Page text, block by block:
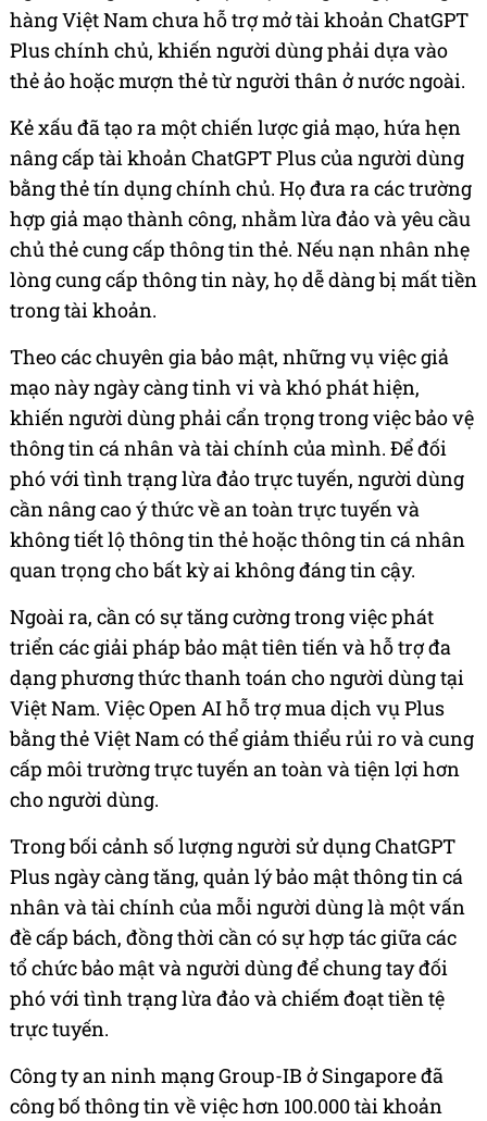
hàng Việt Nam chưa hỗ trợ mở tài khoản ChatGPT
Plus chính chủ, khiến người dùng phải dựa vào
thẻ ảo hoặc mượn thẻ từ người thân ở nước ngoài.
Kẻ xấu đã tạo ra một chiến lược giả mạo, hứa hẹn
nâng cấp tài khoản ChatGPT Plus của người dùng
bằng thẻ tín dụng chính chủ. Họ đưa ra các trường
hợp giả mạo thành công, nhằm lừa đảo và yêu cầu
chủ thẻ cung cấp thông tin thẻ. Nếu nạn nhân nhẹ
lòng cung cấp thông tin này, họ dễ dàng bị mất tiền
trong tài khoản.
Theo các chuyên gia bảo mật, những vụ việc giả
mạo này ngày càng tinh vi và khó phát hiện,
khiến người dùng phải cẩn trọng trong việc bảo vệ
thông tin cá nhân và tài chính của mình. Để đối
phó với tình trạng lừa đảo trực tuyến, người dùng
cần nâng cao ý thức về an toàn trực tuyến và
không tiết lộ thông tin thẻ hoặc thông tin cá nhân
quan trọng cho bất kỳ ai không đáng tin cậy.
Ngoài ra, cần có sự tăng cường trong việc phát
triển các giải pháp bảo mật tiên tiến và hỗ trợ đa
dạng phương thức thanh toán cho người dùng tại
Việt Nam. Việc Open AI hỗ trợ mua dịch vụ Plus
bằng thẻ Việt Nam có thể giảm thiểu rủi ro và cung
cấp môi trường trực tuyến an toàn và tiện lợi hơn
cho người dùng.
Trong bối cảnh số lượng người sử dụng ChatGPT
Plus ngày càng tăng, quản lý bảo mật thông tin cá
nhân và tài chính của mỗi người dùng là một vấn
đề cấp bách, đồng thời cần có sự hợp tác giữa các
tổ chức bảo mật và người dùng để chung tay đối
phó với tình trạng lừa đảo và chiếm đoạt tiền tệ
trực tuyến.
Công ty an ninh mạng Group-IB ở Singapore đã
công bố thông tin về việc hơn 100.000 tài khoản